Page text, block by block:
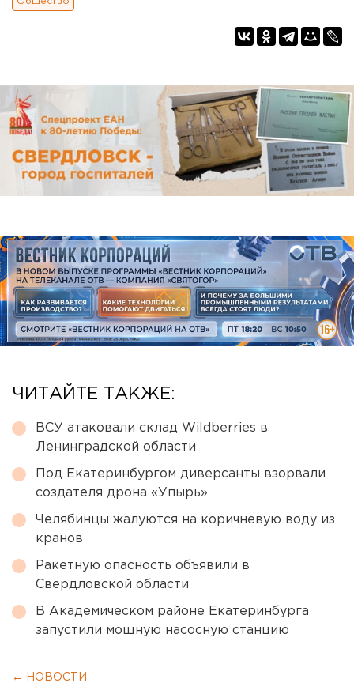
ЧИТАЙТЕ ТАКЖЕ:
ВСУ атаковали склад Wildberries в
Ленинградской области
Под Екатеринбургом диверсанты взорвали
создателя дрона «Упырь»
Челябинцы жалуются на коричневую воду из
кранов
Ракетную опасность объявили в
Свердловской области
В Академическом районе Екатеринбурга
запустили мощную насосную станцию
← НОВОСТИ